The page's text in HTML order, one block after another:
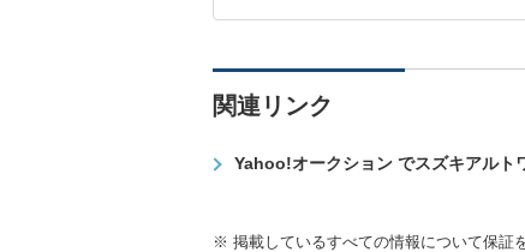
関連リンク
Yahoo!オークション でスズキアルト
※ 掲載しているすべての情報について保証